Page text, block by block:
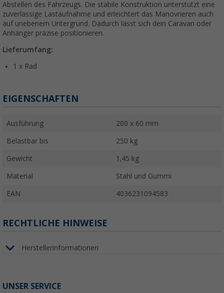
Abstellen des Fahrzeugs. Die stabile Konstruktion unterstützt eine
zuverlässige Lastaufnahme und erleichtert das Manövrieren auch
auf unebenem Untergrund. Dadurch lässt sich dein Caravan oder
Anhänger präzise positionieren.
Lieferumfang:
1 x Rad
EIGENSCHAFTEN
Ausführung 200 x 60 mm
Belastbar bis 250 kg
Gewicht 1,45 kg
Material Stahl und Gummi
EAN 4036231094583
RECHTLICHE HINWEISE
Herstellerinformationen
UNSER SERVICE